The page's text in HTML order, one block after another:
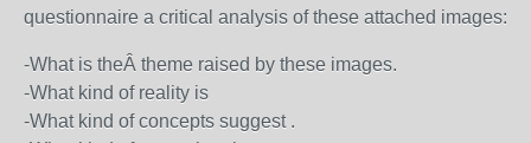
questionnaire a critical analysis of these attached images:
-What is theÂ theme raised by these images.
-What kind of reality is
-What kind of concepts suggest .